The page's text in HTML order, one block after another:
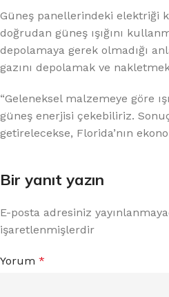
Güneş panellerindeki elektriği
doğrudan güneş ışığını
depolamaya gerek olmadığı
gazını depolamak ve
“Geleneksel malzemeye göre
güneş enerjisi çekebiliriz.
getirelecekse, Florida’nın
Bir yanıt yazın
E-posta adresiniz
işaretlenmişlerdir
Yorum *